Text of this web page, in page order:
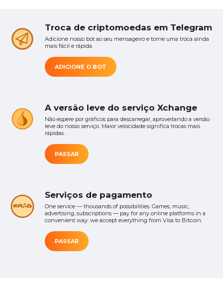
Troca de criptomoedas em Telegram
Adicione nosso bot ao seu mensageiro e torne uma troca ainda
mais fácil e rápida.
ADICIONE O BOT
A versão leve do serviço Xchange
Não espere por gráficos para descarregar, aproveitando a versão
leve do nosso serviço. Maior velocidade significa trocas mais
rápidas.
PASSAR
Serviços de pagamento
One service — thousands of possibilities. Games, music,
advertising, subscriptions — pay for any online platforms in a
convenient way: we accept everything from Visa to Bitcoin.
PASSAR